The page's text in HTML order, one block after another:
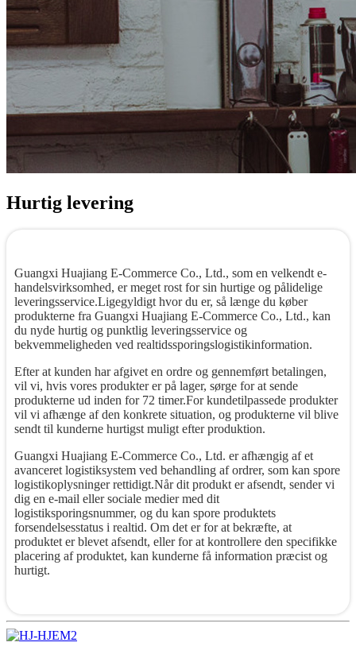
Hurtig levering
Guangxi Huajiang E-Commerce Co., Ltd., som en velkendt e-
handelsvirksomhed, er meget rost for sin hurtige og pålidelige
leveringsservice.Ligegyldigt hvor du er, så længe du køber
produkterne fra Guangxi Huajiang E-Commerce Co., Ltd., kan
du nyde hurtig og punktlig leveringsservice og
bekvemmeligheden ved realtidssporingslogistikinformation.
Efter at kunden har afgivet en ordre og gennemført betalingen,
vil vi, hvis vores produkter er på lager, sørge for at sende
produkterne ud inden for 72 timer.For kundetilpassede produkter
vil vi afhænge af den konkrete situation, og produkterne vil blive
sendt til kunderne hurtigst muligt efter produktion.
Guangxi Huajiang E-Commerce Co., Ltd. er afhængig af et
avanceret logistiksystem ved behandling af ordrer, som kan spore
logistikoplysninger rettidigt.Når dit produkt er afsendt, sender vi
dig en e-mail eller sociale medier med dit
logistiksporingsnummer, og du kan spore produktets
forsendelsesstatus i realtid. Om det er for at bekræfte, at
produktet er blevet afsendt, eller for at kontrollere den specifikke
placering af produktet, kan kunderne få information præcist og
hurtigt.